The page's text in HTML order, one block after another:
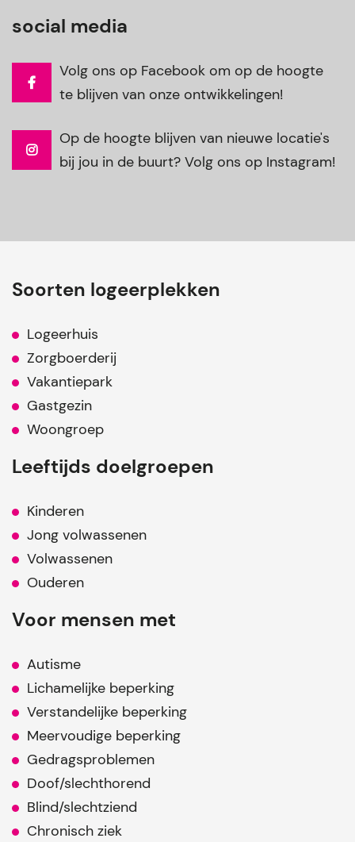
social media
Volg ons op Facebook om op de hoogte
te blijven van onze ontwikkelingen!
Op de hoogte blijven van nieuwe locatie's
bij jou in de buurt? Volg ons op Instagram!
Soorten logeerplekken
Logeerhuis
Zorgboerderij
Vakantiepark
Gastgezin
Woongroep
Leeftijds doelgroepen
Kinderen
Jong volwassenen
Volwassenen
Ouderen
Voor mensen met
Autisme
Lichamelijke beperking
Verstandelijke beperking
Meervoudige beperking
Gedragsproblemen
Doof/slechthorend
Blind/slechtziend
Chronisch ziek